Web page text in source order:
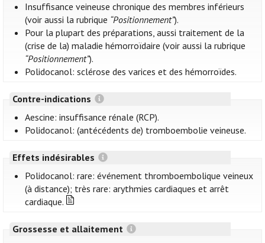
Insuffisance veineuse chronique des membres inférieurs
(voir aussi la rubrique “Positionnement”).
Pour la plupart des préparations, aussi traitement de la
(crise de la) maladie hémorroïdaire (voir aussi la rubrique
“Positionnement”).
Polidocanol: sclérose des varices et des hémorroïdes.
Contre-indications
Aescine: insuffisance rénale (RCP).
Polidocanol: (antécédents de) tromboembolie veineuse.
Effets indésirables
Polidocanol: rare: événement thromboembolique veineux
(à distance); très rare: arythmies cardiaques et arrêt
cardiaque.
Grossesse et allaitement